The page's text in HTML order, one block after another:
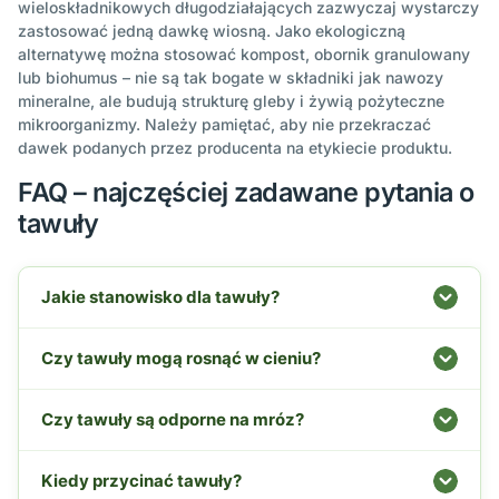
wieloskładnikowych długodziałających zazwyczaj wystarczy
zastosować jedną dawkę wiosną. Jako ekologiczną
alternatywę można stosować kompost, obornik granulowany
lub biohumus – nie są tak bogate w składniki jak nawozy
mineralne, ale budują strukturę gleby i żywią pożyteczne
mikroorganizmy. Należy pamiętać, aby nie przekraczać
dawek podanych przez producenta na etykiecie produktu.
FAQ – najczęściej zadawane pytania o
tawuły
Jakie stanowisko dla tawuły?
Czy tawuły mogą rosnąć w cieniu?
Czy tawuły są odporne na mróz?
Kiedy przycinać tawuły?